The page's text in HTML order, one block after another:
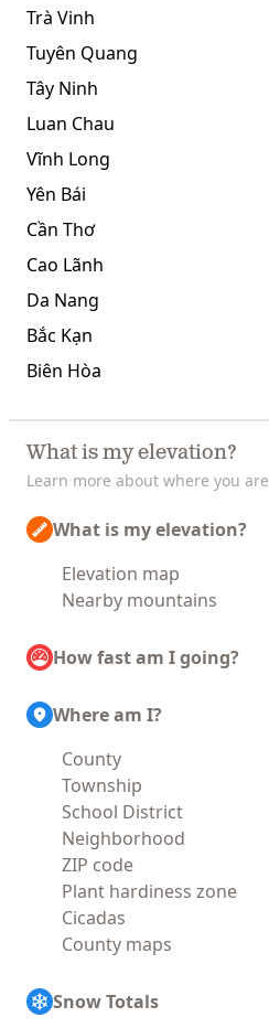
Trà Vinh
Tuyên Quang
Tây Ninh
Luan Chau
Vĩnh Long
Yên Bái
Cần Thơ
Cao Lãnh
Da Nang
Bắc Kạn
Biên Hòa
What is my elevation?
Learn more about where you are
What is my elevation?
Elevation map
Nearby mountains
How fast am I going?
Where am I?
County
Township
School District
Neighborhood
ZIP code
Plant hardiness zone
Cicadas
County maps
Snow Totals